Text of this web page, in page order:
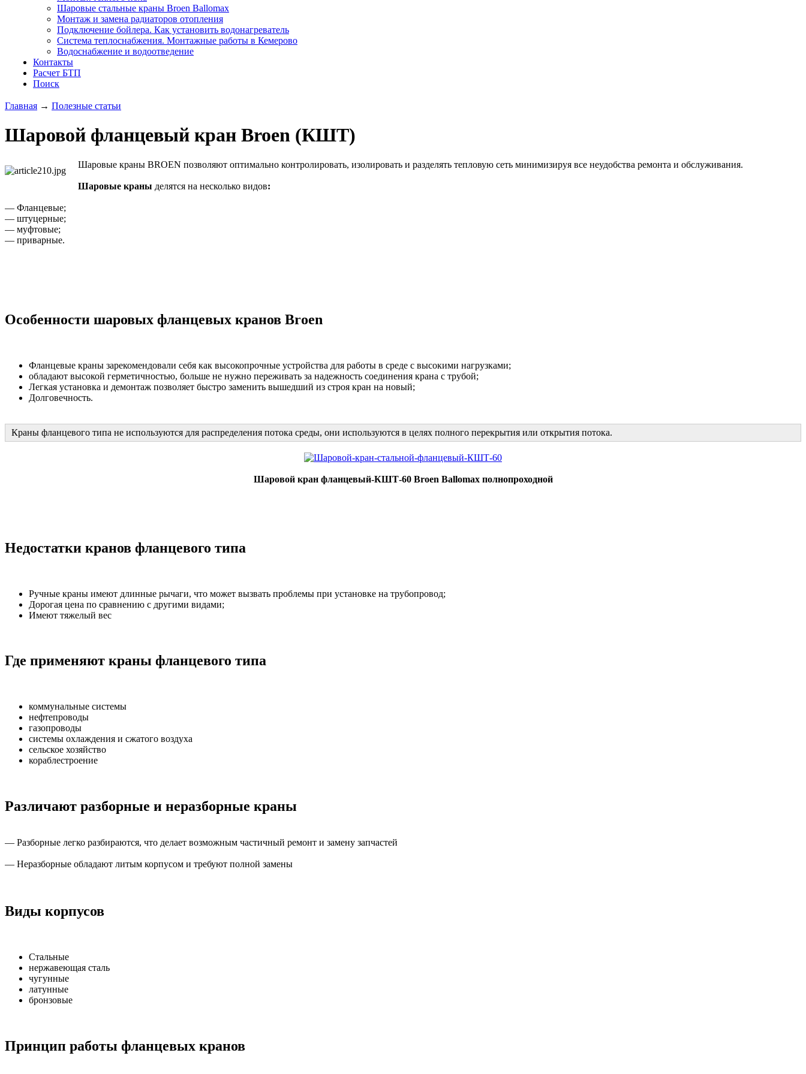
Шаровые стальные краны Broen Ballomax
Монтаж и замена радиаторов отопления
Подключение бойлера. Как установить водонагреватель
Система теплоснабжения. Монтажные работы в Кемерово
Водоснабжение и водоотведение
Контакты
Расчет БТП
Поиск
Главная → Полезные статьи
Шаровой фланцевый кран Broen (КШТ)
Шаровые краны BROEN позволяют оптимально контролировать, изолировать и разделять тепловую сеть минимизируя все неудобства ремонта и обслуживания.
Шаровые краны делятся на несколько видов:
— Фланцевые;
— штуцерные;
— муфтовые;
— приварные.
Особенности шаровых фланцевых кранов Broen
Фланцевые краны зарекомендовали себя как высокопрочные устройства для работы в среде с высокими нагрузками;
обладают высокой герметичностью, больше не нужно переживать за надежность соединения крана с трубой;
Легкая установка и демонтаж позволяет быстро заменить вышедший из строя кран на новый;
Долговечность.
Краны фланцевого типа не используются для распределения потока среды, они используются в целях полного перекрытия или открытия потока.
Шаровой кран фланцевый-КШТ-60 Broen Ballomax полнопроходной
Недостатки кранов фланцевого типа
Ручные краны имеют длинные рычаги, что может вызвать проблемы при установке на трубопровод;
Дорогая цена по сравнению с другими видами;
Имеют тяжелый вес
Где применяют краны фланцевого типа
коммунальные системы
нефтепроводы
газопроводы
системы охлаждения и сжатого воздуха
сельское хозяйство
кораблестроение
Различают разборные и неразборные краны
— Разборные легко разбираются, что делает возможным частичный ремонт и замену запчастей
— Неразборные обладают литым корпусом и требуют полной замены
Виды корпусов
Стальные
нержавеющая сталь
чугунные
латунные
бронзовые
Принцип работы фланцевых кранов